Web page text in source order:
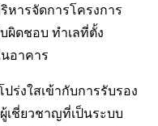
หารจัดการโครงการ
ดชอบ ทำเลที่ตั้ง
อาคาร
ร่งใสเข้ากับการรับรอง
เชี่ยวชาญที่เป็นระบบ